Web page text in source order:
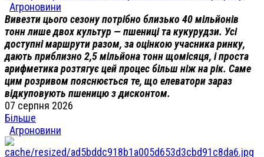
Агроновини
Вивезти цього сезону потрібно близько 40 мільйонів
тонн лише двох культур — пшениці та кукурудзи. Усі
доступні маршрути разом, за оцінкою учасника ринку,
дають приблизно 2,5 мільйона тонн щомісяця, і проста
арифметика розтягує цей процес більш ніж на рік. Саме
цим розривом пояснюється те, що елеватори зараз
відкуповують пшеницю з дисконтом.
07 серпня 2026
Більше
Агроновини